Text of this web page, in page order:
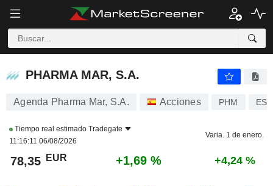
PHARMA MAR, S.A.
PHARMA MAR, S.A.
Agenda Pharma Mar, S.A. Acciones PHM
Tiempo real estimado Tradegate
11:16:11 06/08/2026
Varia. 1 de enero.
78,35 EUR +1,69 % +4,24 %